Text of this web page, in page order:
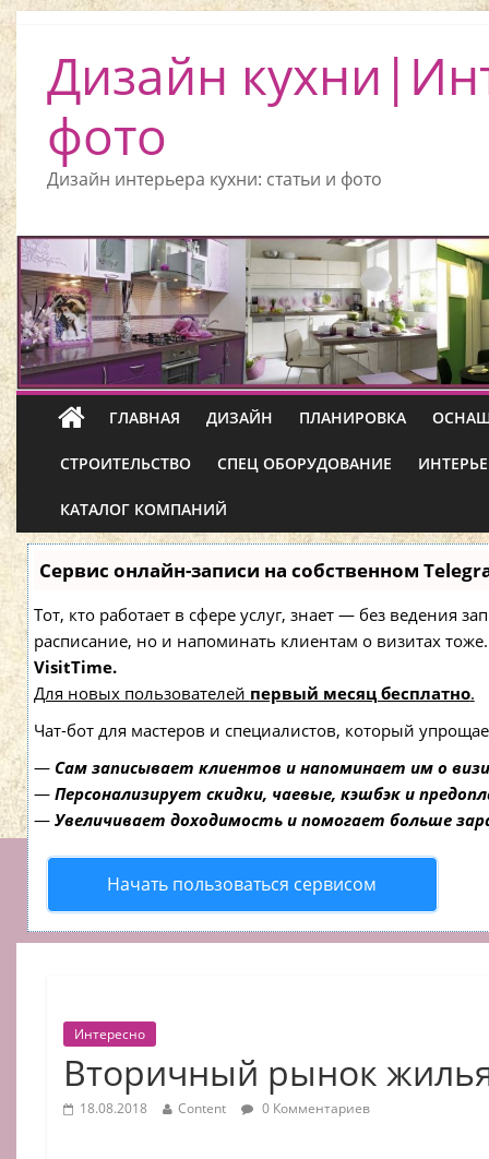
Дизайн
фото
Дизайн интерьера кухни: статьи и фото
ГЛАВНАЯ ДИЗАЙН ПЛАНИРОВКА
СТРОИТЕЛЬСТВО СПЕЦ ОБОРУДОВАНИЕ
КАТАЛОГ КОМПАНИЙ
Сервис онлайн-записи на собственном
Тот, кто работает в сфере услуг, знает — без ведения
расписание, но и напоминать клиентам о визитах
VisitTime.
Для новых пользователей первый месяц бесплатно.
Чат-бот для мастеров и специалистов, который
— Сам записывает клиентов и напоминает им о
— Персонализирует скидки, чаевые, кэшбэк и
— Увеличивает доходимость и помогает больше
Начать пользоваться сервисом
Интересно
Вторичный рынок
18.08.2018 Content 0 Комментариев